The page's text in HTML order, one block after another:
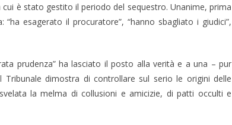
è stato gestito il perio­do del sequestro. Una­nime, prima
esagerato il procuratore”, “hanno sbagliato i giudici”,
prudenza” ha lasciato il posto alla verità e a una – pur
dimostra di controllare sul serio le origini delle
la melma di collusioni e amicizie, di patti occulti e